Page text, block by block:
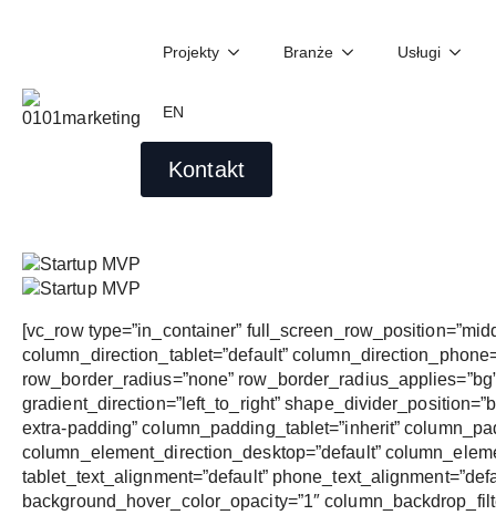
Projekty Branże Usługi
EN
Kontakt
Lean startup – Eric Ries –
Podsumowanie książki
Wojciech Idzikowski
[vc_row type=”in_container”
column_direction_tablet=”default”
row_border_radius=”none”
gradient_direction=”left_to_right”
extra-padding” column_padding_tablet=”inherit”
column_element_direction_desktop=”default”
tablet_text_alignment=”default”
background_hover_color_opacity=”1″